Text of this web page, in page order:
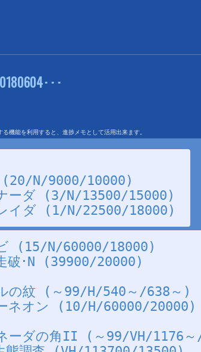
･･･
能を利用すると、進捗メモとして活用出来ます。
(20/N/9000/10000)
ーダ (3/N/13500/15000)
イダ (1/N/22500/18000)
(15/N/60000/18000)
破･N (39900/20000)
の紋 (～99/H/540～/638～)
ネオン (10/H/60000/20000)
ーダの角II (～99/VH/1176